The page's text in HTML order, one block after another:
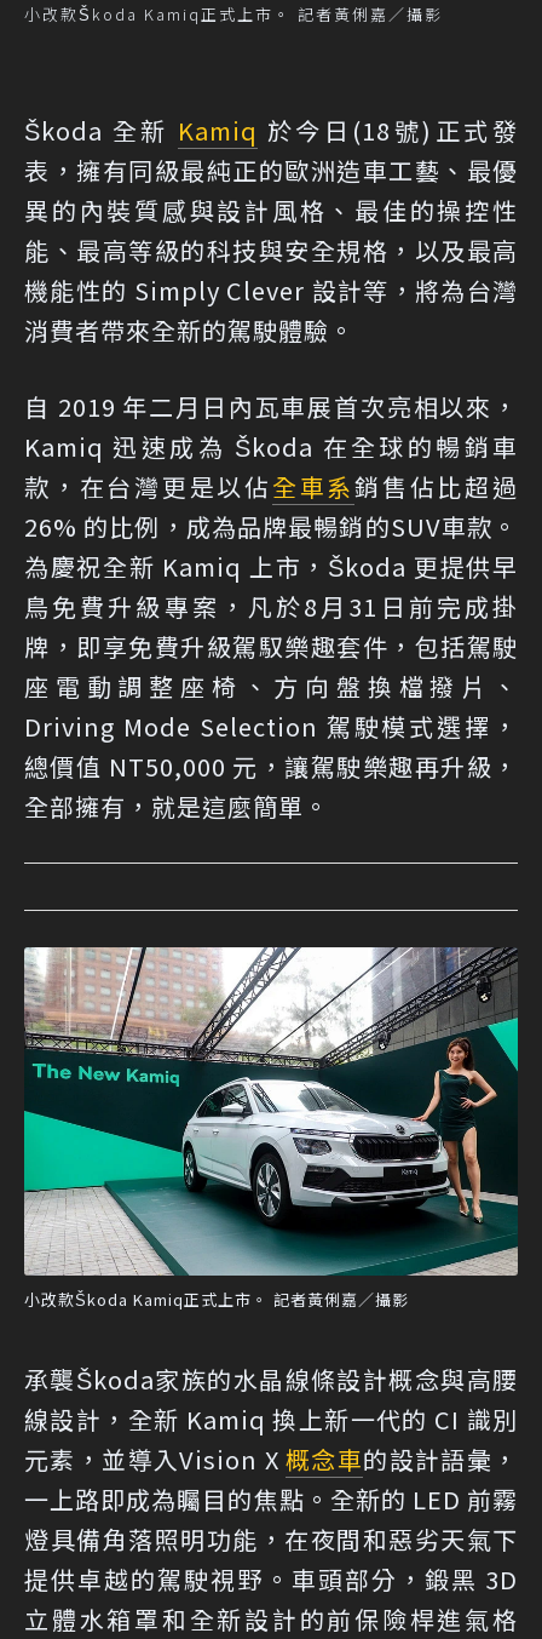
小改款Škoda Kamiq正式上市。 記者黃俐嘉／攝影
Škoda 全新 Kamiq 於今日(18號)正式發
表，擁有同級最純正的歐洲造車工藝、最優
異的內裝質感與設計風格、最佳的操控性
能、最高等級的科技與安全規格，以及最高
機能性的 Simply Clever 設計等，將為台灣
消費者帶來全新的駕駛體驗。
自 2019 年二月日內瓦車展首次亮相以來，
Kamiq 迅速成為 Škoda 在全球的暢銷車
款，在台灣更是以佔全車系銷售佔比超過
26% 的比例，成為品牌最暢銷的SUV車款。
為慶祝全新 Kamiq 上市，Škoda 更提供早
鳥免費升級專案，凡於8月31日前完成掛
牌，即享免費升級駕馭樂趣套件，包括駕駛
座電動調整座椅、方向盤換檔撥片、
Driving Mode Selection 駕駛模式選擇，
總價值 NT50,000 元，讓駕駛樂趣再升級，
全部擁有，就是這麼簡單。
小改款Škoda Kamiq正式上市。 記者黃俐嘉／攝影
承襲Škoda家族的水晶線條設計概念與高腰
線設計，全新 Kamiq 換上新一代的 CI 識別
元素，並導入Vision X 概念車的設計語彙，
一上路即成為矚目的焦點。全新的 LED 前霧
燈具備角落照明功能，在夜間和惡劣天氣下
提供卓越的駕駛視野。車頭部分，鍛黑 3D
立體水箱罩和全新設計的前保險桿進氣格